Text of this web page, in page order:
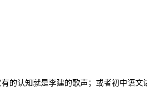
认知就是李建的歌声；或者初中语文